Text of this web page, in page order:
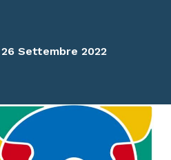
26 Settembre 2022